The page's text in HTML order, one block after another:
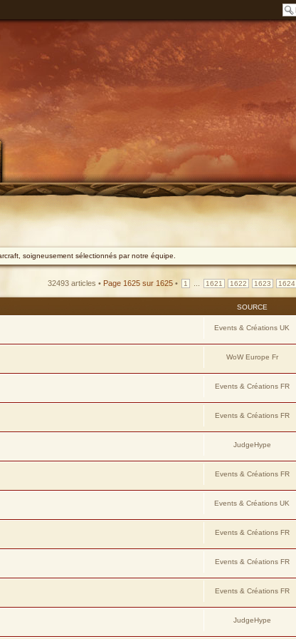
soigneusement sélectionnés par notre équipe.
32493 articles • Page 1625 sur 1625 • 1 1621 1622 1623 1624
SOURCE
Events & Créations UK
WoW Europe Fr
Events & Créations FR
Events & Créations FR
JudgeHype
Events & Créations FR
Events & Créations UK
Events & Créations FR
Events & Créations FR
Events & Créations FR
JudgeHype